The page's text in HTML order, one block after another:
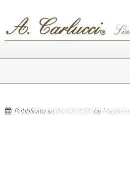
Pubblicato su 06/02/2020by Madness